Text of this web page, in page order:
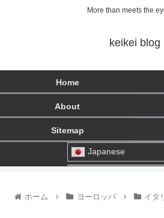
More than meets the
keikei blog
Home
About
Sitemap
Japanese
ホーム ヨーロッパ イタ